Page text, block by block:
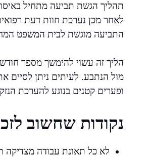
תהליך הגשת תביעה מתחיל
לאחר מכן נערכת חוות דעת
התביעה מוגשת לבית המשפט
הליך זה עשוי להימשך מספר
מול הנתבע. לעיתים ניתן
ופערים קטנים בנוגע להערכת
נקודות שחשוב
לא כל תאונת עבודה מצדיקה